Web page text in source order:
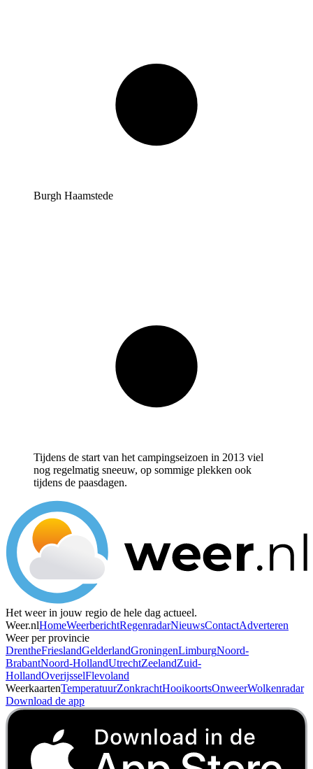
Burgh Haamstede
Tijdens de start van het campingseizoen in 2013 viel
nog regelmatig sneeuw, op sommige plekken ook
tijdens de paasdagen.
Het weer in jouw regio de hele dag actueel.
Weer.nlHomeWeerberichtRegenradarNieuwsContactAdverteren
Weer per provincie
DrentheFrieslandGelderlandGroningenLimburgNoord-
BrabantNoord-HollandUtrechtZeelandZuid-
HollandOverijsselFlevoland
WeerkaartenTemperatuurZonkrachtHooikoortsOnweerWolkenradar
Download de app